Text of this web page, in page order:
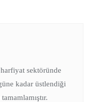
sektöründe
kadar üstlendiği